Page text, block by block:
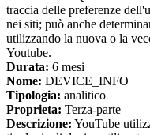
traccia delle preferenze
nei siti; può anche
utilizzando la nuova o la
Youtube.
Durata: 6 mesi
Nome: DEVICE_INFO
Tipologia: analitico
Proprieta: Terza-parte
Descrizione: YouTube